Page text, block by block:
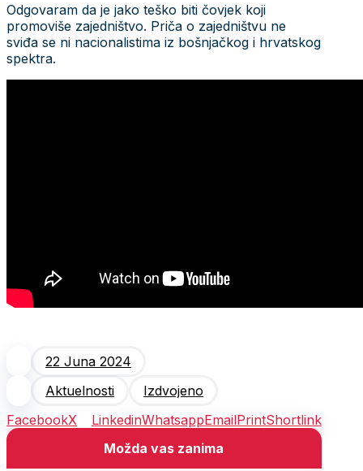
Odgovaram da je jako teško biti čovjek koji
promoviše zajedništvo. Priča o zajedništvu ne
sviđa se ni nacionalistima iz bošnjačkog i hrvatskog
spektra.
22 Juna 2024
Aktuelnosti
Izdvojeno
FacebookX LinkedinWhatsappEmailPrintShortlink
Možda vas zanima